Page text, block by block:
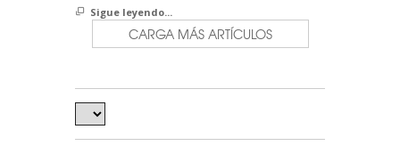
Sigue leyendo...
CARGA MÁS ARTÍCULOS